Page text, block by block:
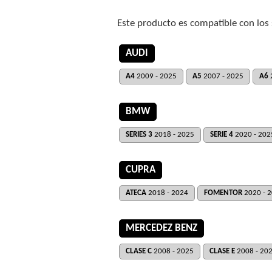
Este producto es compatible con
AUDI
A4 2009 - 2025 A5 2007 - 2025 A6
BMW
SERIES 3 2018 - 2025 SERIE 4 2020 -
CUPRA
ATECA 2018 - 2024 FOMENTOR 2020 -
MERCEDEZ BENZ
CLASE C 2008 - 2025 CLASE E 2008 -